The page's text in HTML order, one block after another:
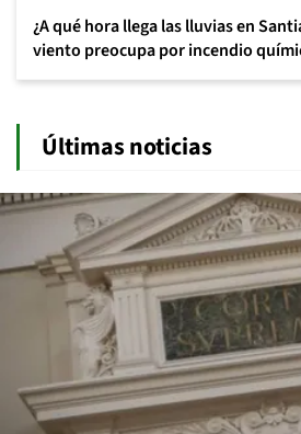
¿A qué hora llega las lluvias en
viento preocupa por incendio
Últimas noticias